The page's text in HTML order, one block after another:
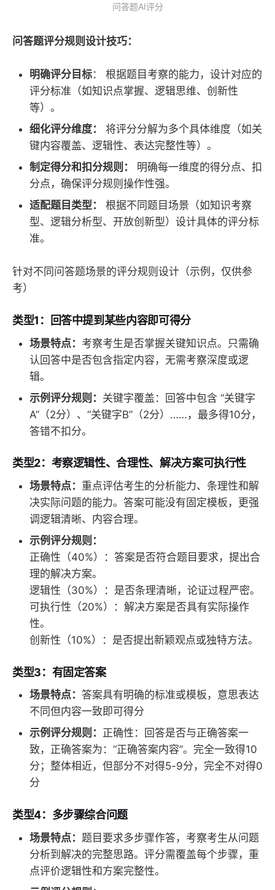
问答题AI评分
问答题评分规则设计技巧：
明确评分目标： 根据题目考察的能力，设计对应的
评分标准（如知识点掌握、逻辑思维、创新性
等）。
细化评分维度：
将评分分解为多个具体维度（如关
键内容覆盖、逻辑性、表达完整性等）。
制定得分和扣分规则：
明确每一维度的得分点、扣
分点，确保评分规则操作性强。
适配题目类型：
根据不同题目场景（如知识考察
型、逻辑分析型、开放创新型）设计具体的评分标
准。
针对不同问答题场景的评分规则设计（示例，仅供参
考）
类型1：回答中提到某些内容即可得分
场景特点： 考察考生是否掌握关键知识点。只需确
认回答中是否包含指定内容，无需考察深度或逻
辑。
示例评分规则： 关键字覆盖：回答中包含 “关键字
A”（2分）、“关键字B”（2分）……，最多得10分，
答错不扣分。
类型2：考察逻辑性、合理性、解决方案可执行性
场景特点： 重点评估考生的分析能力、条理性和解
决实际问题的能力。答案可能没有固定模板，更强
调逻辑清晰、内容合理。
示例评分规则：
正确性（40%）：答案是否符合题目要求，提出合
理的解决方案。
逻辑性（30%）：是否条理清晰，论证过程严密。
可执行性（20%）：解决方案是否具有实际操作
性。
创新性（10%）：是否提出新颖观点或独特方法。
类型3：有固定答案
场景特点： 答案具有明确的标准或模板，意思表达
不同但内容一致即可得分
示例评分规则： 正确性：回答是否与正确答案一
致，正确答案为：“正确答案内容”。完全一致得10
分；整体相近，但部分不对得5-9分，完全不对得0
分
类型4：多步骤综合问题
场景特点： 题目要求多步骤作答，考察考生从问题
分析到解决的完整思路。评分需覆盖每个步骤，重
点评价逻辑性和方案完整性。